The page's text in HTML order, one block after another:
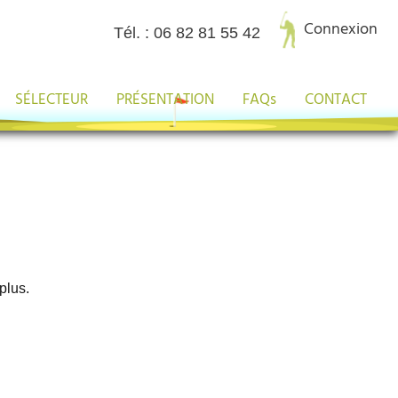
Tél. : 06 82 81 55 42 Connexion
SÉLECTEUR PRÉSENTATION FAQs CONTACT